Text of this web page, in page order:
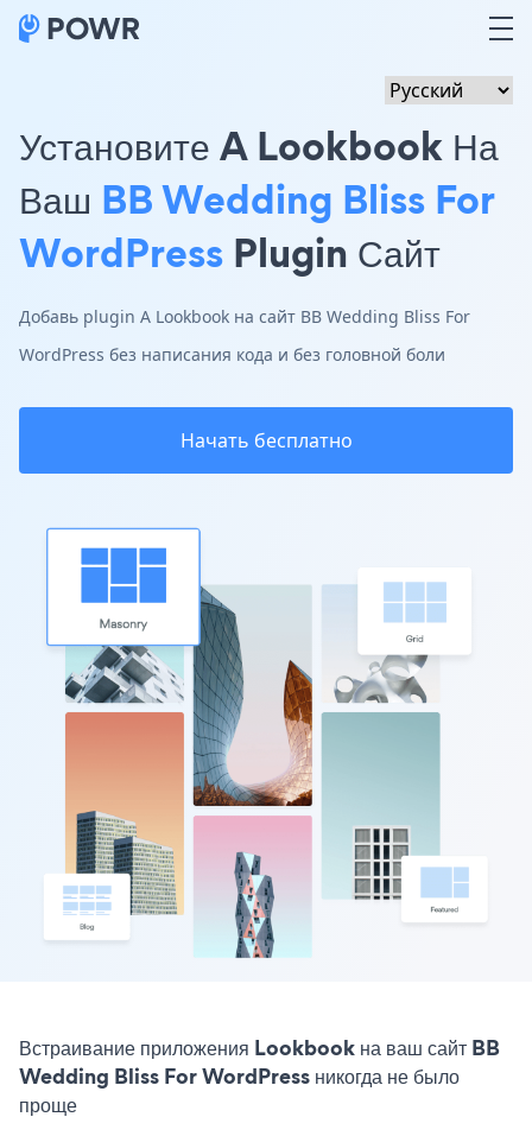
Установите A Lookbook На
Ваш BB Wedding Bliss For
WordPress Plugin Сайт
Добавь plugin A Lookbook на сайт BB Wedding Bliss For
WordPress без написания кода и без головной боли
Начать бесплатно
Встраивание приложения Lookbook на ваш сайт BB
Wedding Bliss For WordPress никогда не было
проще